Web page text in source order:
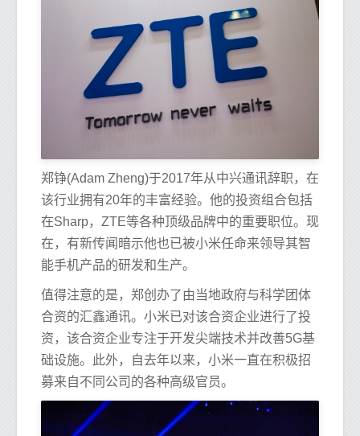
郑铮(Adam Zheng)于2017年从中兴通讯辞职，在
该行业拥有20年的丰富经验。他的投资组合包括
在Sharp，ZTE等各种顶级品牌中的重要职位。现
在，有新传闻暗示他也已被小米任命来领导其智
能手机产品的研发和生产。
值得注意的是，郑创办了由当地政府与科学团体
合资的汇鑫通讯。小米已对该合资企业进行了投
资，该合资企业专注于开发尖端技术并改善5G基
础设施。此外，自去年以来，小米一直在积极招
募来自不同公司的各种高级官员。